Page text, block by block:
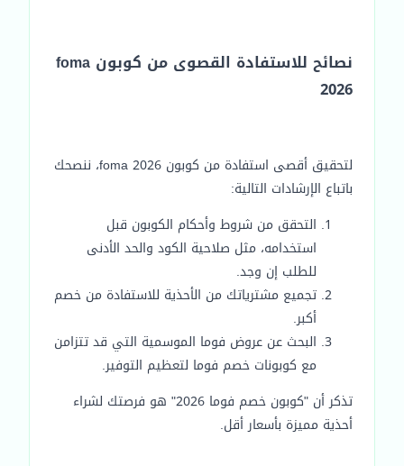
نصائح للاستفادة القصوى من كوبون foma
2026
لتحقيق أقصى استفادة من كوبون foma 2026، ننصحك
باتباع الإرشادات التالية:
التحقق من شروط وأحكام الكوبون قبل
استخدامه، مثل صلاحية الكود والحد الأدنى
للطلب إن وجد.
تجميع مشترياتك من الأحذية للاستفادة من خصم
أكبر.
البحث عن عروض فوما الموسمية التي قد تتزامن
مع كوبونات خصم فوما لتعظيم التوفير.
تذكر أن "كوبون خصم فوما 2026" هو فرصتك لشراء
أحذية مميزة بأسعار أقل.